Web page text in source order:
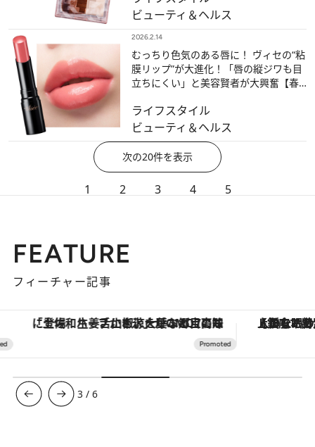
ビューティ＆ヘルス
2026.2.14
むっちり色気のある唇に！ ヴィセの“粘
膜リップ”が大進化！「唇の縦ジワも目
立ちにくい」と美容賢者が大興奮【春
ライフスタイル
ビューティ＆ヘルス
次の20件を表示
1 2 3 4 5
FEATURE
フィーチャー記事
「土佐和ハーブかき氷」がOMO7高知に登場！生姜、山椒、大葉など目にも舌にも涼を呼ぶ郷土の味 【銀座で出合う最旬美容】美髪ケアや上質
3 /6